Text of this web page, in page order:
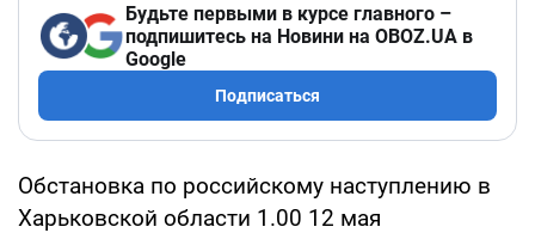
Будьте первыми в курсе главного –
подпишитесь на Новини на OBOZ.UA в
Google
Подписаться
Обстановка по российскому наступлению в
Харьковской области 1.00 12 мая